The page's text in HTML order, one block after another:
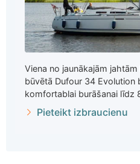
Viena no jaunākajām
būvētā Dufour 34 Evolution
komfortablai burāšanai līdz
Pieteikt izbraucienu